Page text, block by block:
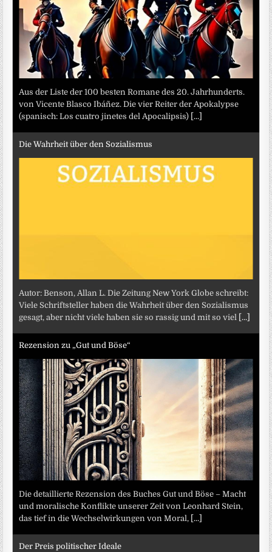
Aus der Liste der 100 besten Romane des 20. Jahrhunderts.
von Vicente Blasco Ibáñez. Die vier Reiter der Apokalypse
(spanisch: Los cuatro jinetes del Apocalipsis) [...]
Die Wahrheit über den Sozialismus
Autor: Benson, Allan L. Die Zeitung New York Globe schreibt:
Viele Schriftsteller haben die Wahrheit über den Sozialismus
gesagt, aber nicht viele haben sie so rassig und mit so viel [...]
Rezension zu „Gut und Böse“
Die detaillierte Rezension des Buches Gut und Böse – Macht
und moralische Konflikte unserer Zeit von Leonhard Stein,
das tief in die Wechselwirkungen von Moral, [...]
Der Preis politischer Ideale